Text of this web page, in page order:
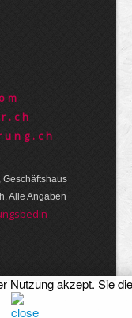
Alle Angaben
Nutzung akzept. Sie die